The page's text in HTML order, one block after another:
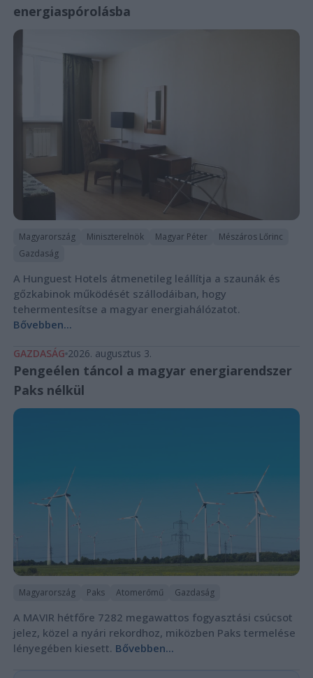
energiaspórolásba
Magyarország Miniszterelnök Magyar Péter
Mészáros Lőrinc
Gazdaság
A Hunguest Hotels átmenetileg leállítja a szaunák és
gőzkabinok működését szállodáiban, hogy
tehermentesítse a magyar energiahálózatot.
Bővebben...
GAZDASÁG 2026. augusztus 3.
Pengeélen táncol a magyar energiarendszer
Paks nélkül
Magyarország Paks Atomerőmű Gazdaság
A MAVIR hétfőre 7282 megawattos fogyasztási csúcsot
jelez, közel a nyári rekordhoz, miközben Paks termelése
lényegében kiesett. Bővebben...